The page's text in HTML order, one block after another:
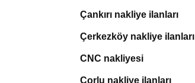
Çankırı nakliye ilanları
Çerkezköy nakliye ilanları
CNC nakliyesi
Çorlu nakliye ilanları